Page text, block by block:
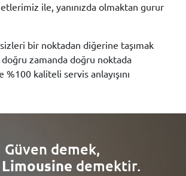
ile, yanınızda olmaktan gurur
bir noktadan diğerine taşımak
doğru zamanda doğru noktada
kaliteli servis anlayışını
Güven demek,
demektir.